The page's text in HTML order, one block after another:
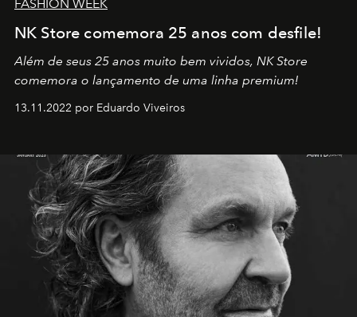
FASHION WEEK
NK Store comemora 25 anos com desfile!
Além de seus 25 anos muito bem vividos, NK Store
comemora o lançamento de uma linha premium!
13.11.2022 por Eduardo Viveiros